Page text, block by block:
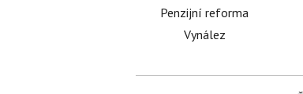
Penzijní reforma
Vynález